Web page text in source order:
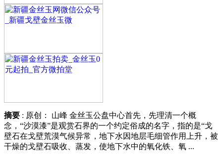
摘要 : 原创： 山峰 金丝玉公盘中心首先，先理清一个概
念，“沙漠漆”是观赏石界的一个约定俗成的名字，指的是“戈
壁石在戈壁荒漠气候异常，地下水因地层毛细管作用上升，被
干燥的戈壁石吸收、蒸发，使地下水中的氧化铁、氧 ...